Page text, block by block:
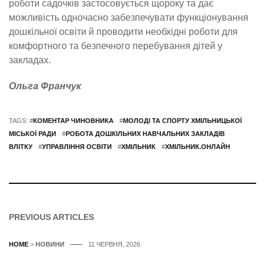
роботи садочків застосовується щороку та дає
можливість одночасно забезпечувати функціонування
дошкільної освіти й проводити необхідні роботи для
комфортного та безпечного перебування дітей у
закладах.
Ольга Франчук
TAGS: #КОМЕНТАР ЧИНОВНИКА #МОЛОДІ ТА СПОРТУ ХМІЛЬНИЦЬКОЇ
МІСЬКОЇ РАДИ
#РОБОТА ДОШКІЛЬНИХ НАВЧАЛЬНИХ ЗАКЛАДІВ
ВЛІТКУ
#УПРАВЛІННЯ ОСВІТИ #ХМІЛЬНИК #ХМІЛЬНИК.ОНЛАЙН
PREVIOUS ARTICLES
HOME > НОВИНИ 11 ЧЕРВНЯ, 2026